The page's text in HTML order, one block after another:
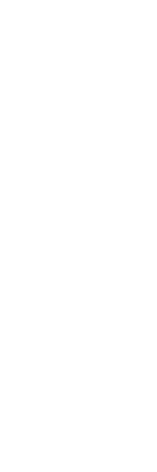
Listwa
Wyraźna
zabrudzeniami i
Front modelu
ozdobnego
Listwę
użytkowania.
Z tyłu profilu
średnica oraz
Subtelne
Przestrzeń
Odporność
Montaż